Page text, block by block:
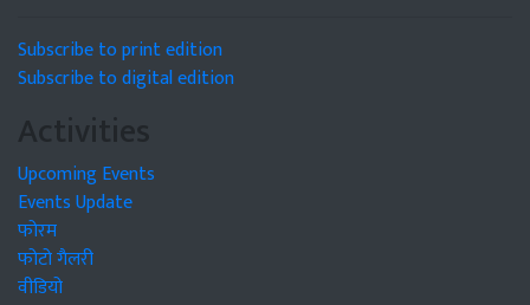
Subscribe to print edition
Subscribe to digital edition
Activities
Upcoming Events
Events Update
फोरम
फोटो गैलरी
वीडियो